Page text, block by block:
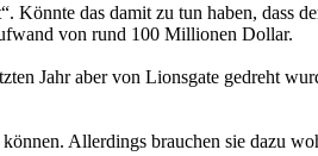
das damit zu tun haben, dass
von rund 100 Millionen Dollar.
Jahr aber von Lionsgate gedreht
Allerdings brauchen sie dazu